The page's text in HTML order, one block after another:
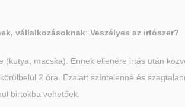
vállalkozásoknak: Veszélyes az irtószer?
macska). Ennek ellenére irtás után
2 óra. Ezalatt színtelenné és
birtokba vehetőek.